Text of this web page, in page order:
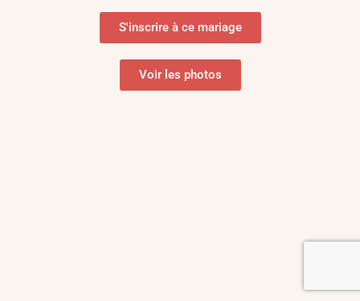
S'inscrire à ce mariage
Voir les photos